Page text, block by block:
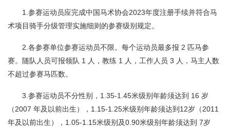
1.参赛运动员应完成中国马术协会2023年度注册手续并符合马
术项目骑手分级管理实施细则的参赛级别规定。
2.各参赛单位参赛运动员不限。每个运动员最多报 2 匹马参
赛。随队人员可报领队 1 人，教练 1 人，工作人员 3 人，马主人数
不超过参赛马匹数。
3.参赛运动员不分性别，1.35-1.45米级别年龄须达到 16 岁
（2007 年及以前出生），1.15-1.25米级别年龄须达到12岁（2011
年及以前出生），1.05-1.15米级别及0.90米级别年龄须达到 7岁